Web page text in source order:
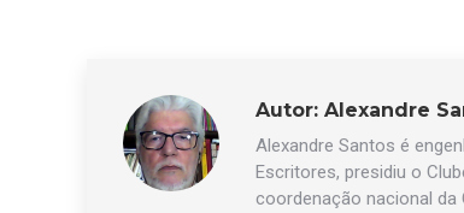
Autor: Alexandre
Alexandre Santos é
Escritores, presidiu o
coordenação nacional da